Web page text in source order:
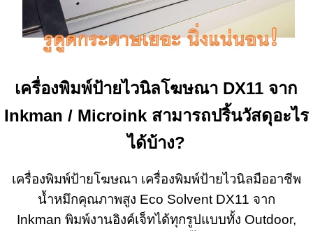
เครื่องพิมพ์ป้ายไวนิลโฆษณา DX11 จาก
Inkman / Microink สามารถปริ้นวัสดุอะไร
ได้บ้าง?
เครื่องพิมพ์ป้ายโฆษณา เครื่องพิมพ์ป้ายไวนิลมืออาชีพ
น้ำหมึกคุณภาพสูง Eco Solvent DX11 จาก
Inkman พิมพ์งานอิงค์เจ็ทได้ทุกรูปแบบทั้ง Outdoor,